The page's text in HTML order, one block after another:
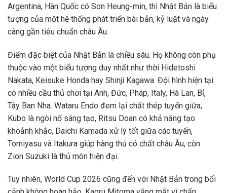
Argentina, Hàn Quốc có Son Heung-min, thì Nhật Bản là biểu
tượng của một hệ thống phát triển bài bản, kỷ luật và ngày
càng gần tiêu chuẩn châu Âu.
Điểm đặc biệt của Nhật Bản là chiều sâu. Họ không còn phụ
thuộc vào một biểu tượng duy nhất như thời Hidetoshi
Nakata, Keisuke Honda hay Shinji Kagawa. Đội hình hiện tại
có nhiều cầu thủ chơi tại Anh, Đức, Pháp, Italy, Hà Lan, Bỉ,
Tây Ban Nha. Wataru Endo đem lại chất thép tuyến giữa,
Kubo là ngòi nổ sáng tạo, Ritsu Doan có khả năng tạo
khoảnh khắc, Daichi Kamada xử lý tốt giữa các tuyến,
Tomiyasu và Itakura giúp hàng thủ có chất châu Âu, còn
Zion Suzuki là thủ môn hiện đại.
Tuy nhiên, World Cup 2026 cũng đến với Nhật Bản trong bối